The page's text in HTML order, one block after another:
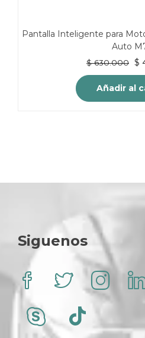
Pantalla Inteligente para
Auto
$630.000 El
$
Añadir al
Siguenos